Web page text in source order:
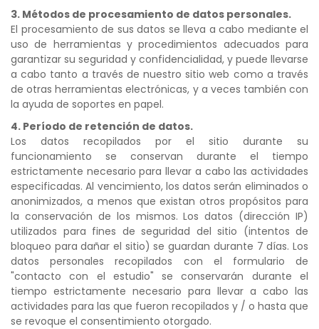
3. Métodos de procesamiento de datos personales.
El procesamiento de sus datos se lleva a cabo mediante el
uso de herramientas y procedimientos adecuados para
garantizar su seguridad y confidencialidad, y puede llevarse
a cabo tanto a través de nuestro sitio web como a través
de otras herramientas electrónicas, y a veces también con
la ayuda de soportes en papel.
4. Período de retención de datos.
Los datos recopilados por el sitio durante su
funcionamiento se conservan durante el tiempo
estrictamente necesario para llevar a cabo las actividades
especificadas. Al vencimiento, los datos serán eliminados o
anonimizados, a menos que existan otros propósitos para
la conservación de los mismos. Los datos (dirección IP)
utilizados para fines de seguridad del sitio (intentos de
bloqueo para dañar el sitio) se guardan durante 7 días. Los
datos personales recopilados con el formulario de
"contacto con el estudio" se conservarán durante el
tiempo estrictamente necesario para llevar a cabo las
actividades para las que fueron recopilados y / o hasta que
se revoque el consentimiento otorgado.